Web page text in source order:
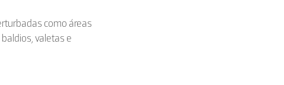
como áreas
valetas e